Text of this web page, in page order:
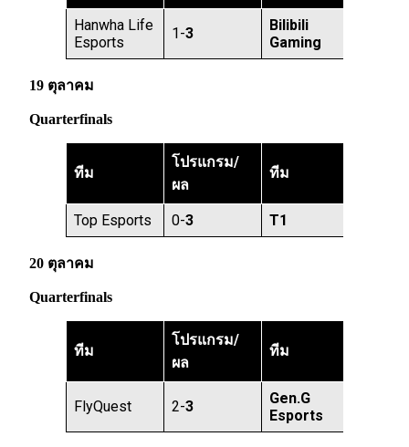
Hanwha Life
Esports
1-3
Bilibili
Gaming
19 ตุลาคม
Quarterfinals
ทีม
โปรแกรม/
ผล
ทีม
Top Esports 0-3 T1
20 ตุลาคม
Quarterfinals
ทีม
โปรแกรม/
ผล
ทีม
FlyQuest 2-3
Gen.G
Esports